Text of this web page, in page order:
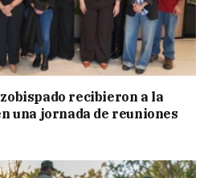
recibieron a la
una jornada de reuniones